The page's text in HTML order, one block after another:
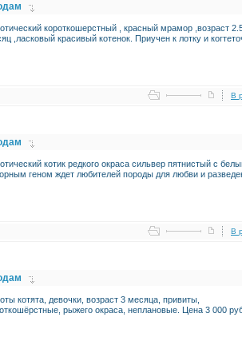
короткошерстный , красный мрамор ,возраст
,ласковый красивый котенок. Приучен к лотку и
В
котик редкого окраса сильвер пятнистый с
геном ждет любителей породы для любви и
В
котята, девочки, возраст 3 месяца, привиты,
рыжего окраса, неплановые. Цена 3 000